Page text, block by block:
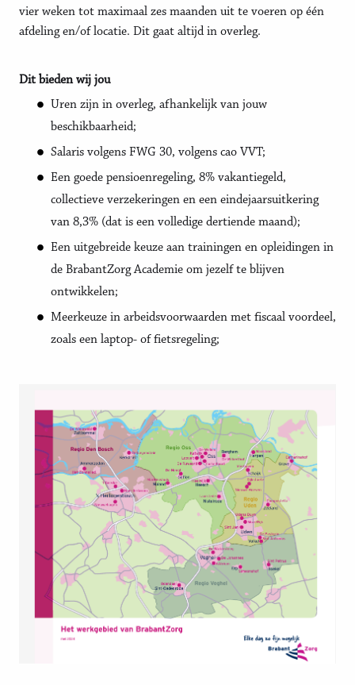
vier weken tot maximaal zes maanden uit te voeren op één
afdeling en/of locatie. Dit gaat altijd in overleg.
Dit bieden wij jou
Uren zijn in overleg, afhankelijk van jouw
beschikbaarheid;
Salaris volgens FWG 30, volgens cao VVT;
Een goede pensioenregeling, 8% vakantiegeld,
collectieve verzekeringen en een eindejaarsuitkering
van 8,3% (dat is een volledige dertiende maand);
Een uitgebreide keuze aan trainingen en opleidingen in
de BrabantZorg Academie om jezelf te blijven
ontwikkelen;
Meerkeuze in arbeidsvoorwaarden met fiscaal voordeel,
zoals een laptop- of fietsregeling;